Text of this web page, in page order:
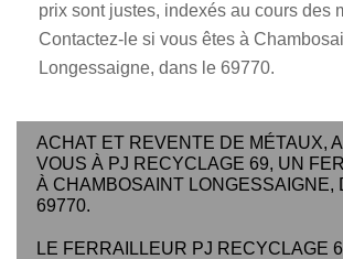
prix sont justes, indexés au cours des
Contactez-le si vous êtes à
Longessaigne, dans le 69770.
ACHAT ET REVENTE DE MÉTAUX,
VOUS À PJ RECYCLAGE 69, UN
À CHAMBOSAINT LONGESSAIGNE,
69770.
LE FERRAILLEUR PJ RECYCLAGE